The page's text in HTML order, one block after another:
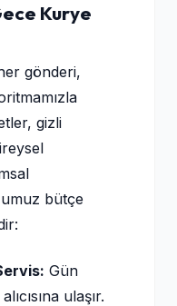
Kurye
gönderi,
gizli
bütçe
Gün
ulaşır.